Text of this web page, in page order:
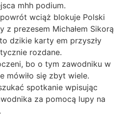
mhh podium.
wciąż blokuje Polski
z prezesem Michałem Sikorą
dzikie karty em przyszły
rozdane.
bo o tym zawodniku w
mówiło się zbyt wiele.
spotkanie wpisując
za pomocą lupy na